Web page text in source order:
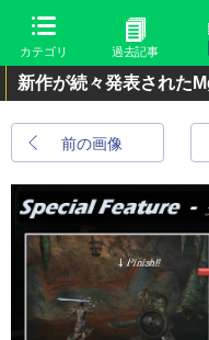
カテゴリ 過去記事
新作が続々発表された
前の画像